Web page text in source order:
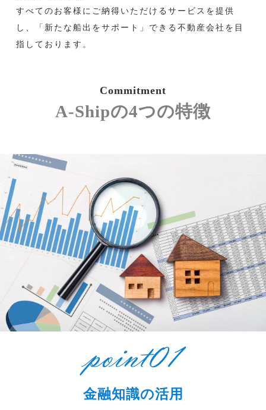
すべてのお客様にご納得いただけるサービスを提供
し、「新たな船出をサポート」できる不動産会社を目
指しております。
Commitment
A-Shipの4つの特徴
金融知識の活用